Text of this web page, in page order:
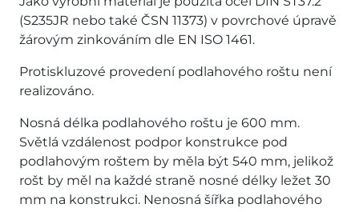
(S235JR nebo také ČSN 11373) v povrchové úpravě
žárovým zinkováním dle EN ISO 1461.
Protiskluzové provedení podlahového roštu není
realizováno.
Nosná délka podlahového roštu je 600 mm.
Světlá vzdálenost podpor konstrukce pod
podlahovým roštem by měla být 540 mm, jelikož
rošt by měl na každé straně nosné délky ležet 30
mm na konstrukci. Nenosná šířka podlahového